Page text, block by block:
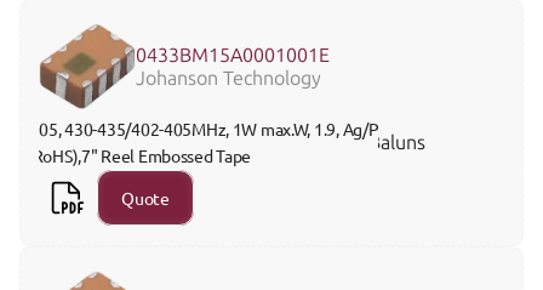
0433BM15A0001001E
Johanson Technology
(RoHS),7" Reel Embossed Tape
Baluns
Quote